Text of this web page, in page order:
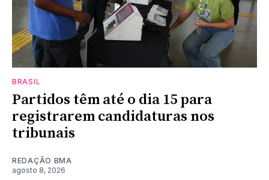
BRASIL
Partidos têm até o dia 15 para
registrarem candidaturas nos
tribunais
REDAÇÃO BMA
agosto 8, 2026